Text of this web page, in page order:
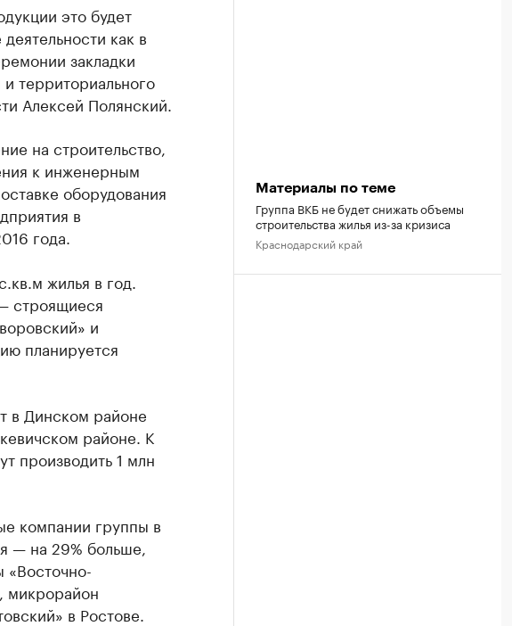
это будет
как в
закладки
территориального
Алексей Полянский.
на строительство,
к инженерным
оборудования
в
года.
жилья в год.
строящиеся
и
планируется
в Динском районе
районе. К
производить 1 млн
компании группы в
— на 29% больше,
микрорайон
в Ростове.
Материалы по теме
Группа ВКБ не будет снижать объемы
строительства жилья из-за кризиса
Краснодарский край